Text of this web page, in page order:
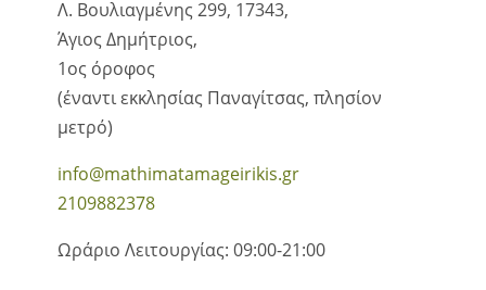
Λ. Βουλιαγμένης 299, 17343,
Άγιος Δημήτριος,
1ος όροφος
(έναντι εκκλησίας Παναγίτσας, πλησίον
μετρό)
info@mathimatamageirikis.gr
2109882378
Ωράριο Λειτουργίας: 09:00-21:00